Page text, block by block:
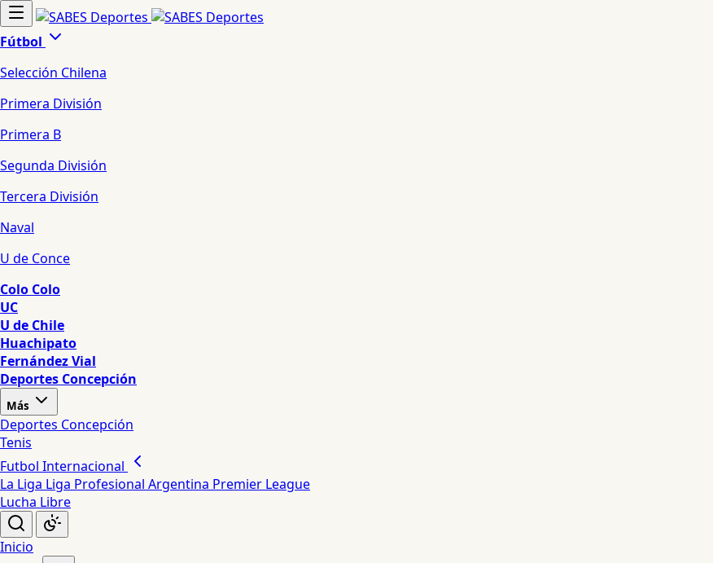
Fútbol
Selección Chilena
Primera División
Primera B
Segunda División
Tercera División
Naval
U de Conce
Colo Colo
UC
U de Chile
Huachipato
Fernández Vial
Deportes Concepción
Más
Deportes Concepción
Tenis
Futbol Internacional
La Liga Liga Profesional Argentina Premier League
Lucha Libre
Inicio